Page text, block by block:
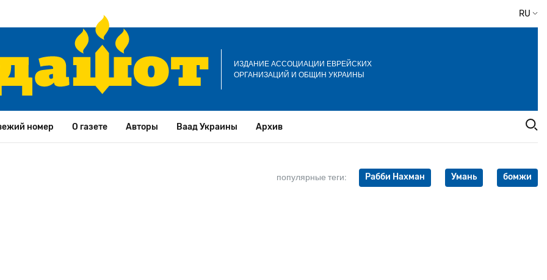
RU
ИЗДАНИЕ АССОЦИАЦИИ ЕВРЕЙСКИХ
ОРГАНИЗАЦИЙ И ОБЩИН УКРАИНЫ
номер О газете Авторы Ваад Украины Архив
популярные теги: Рабби Нахман Умань бомжи